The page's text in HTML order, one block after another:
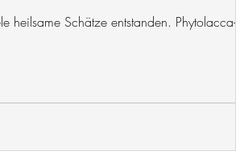
Schätze entstanden. Phytolacca-...